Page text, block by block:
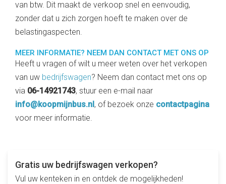
van btw. Dit maakt de verkoop snel en eenvoudig,
zonder dat u zich zorgen hoeft te maken over de
belastingaspecten.
MEER INFORMATIE? NEEM DAN CONTACT MET ONS OP
Heeft u vragen of wilt u meer weten over het verkopen
van uw bedrijfswagen? Neem dan contact met ons op
via 06-14921743, stuur een e-mail naar
info@koopmijnbus.nl, of bezoek onze contactpagina
voor meer informatie.
Gratis uw bedrijfswagen verkopen?
Vul uw kenteken in en ontdek de mogelijkheden!